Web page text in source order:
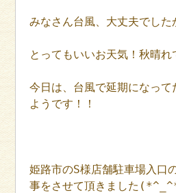
みなさん台風、大丈夫でした
とってもいいお天気！秋
今日は、台風で延期になって
ようです！！
姫路市のS様店舗駐車場入口
事をさせて頂きました